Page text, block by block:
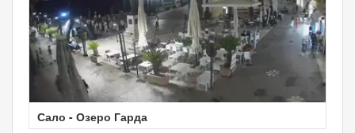
Сало - Озеро Гарда